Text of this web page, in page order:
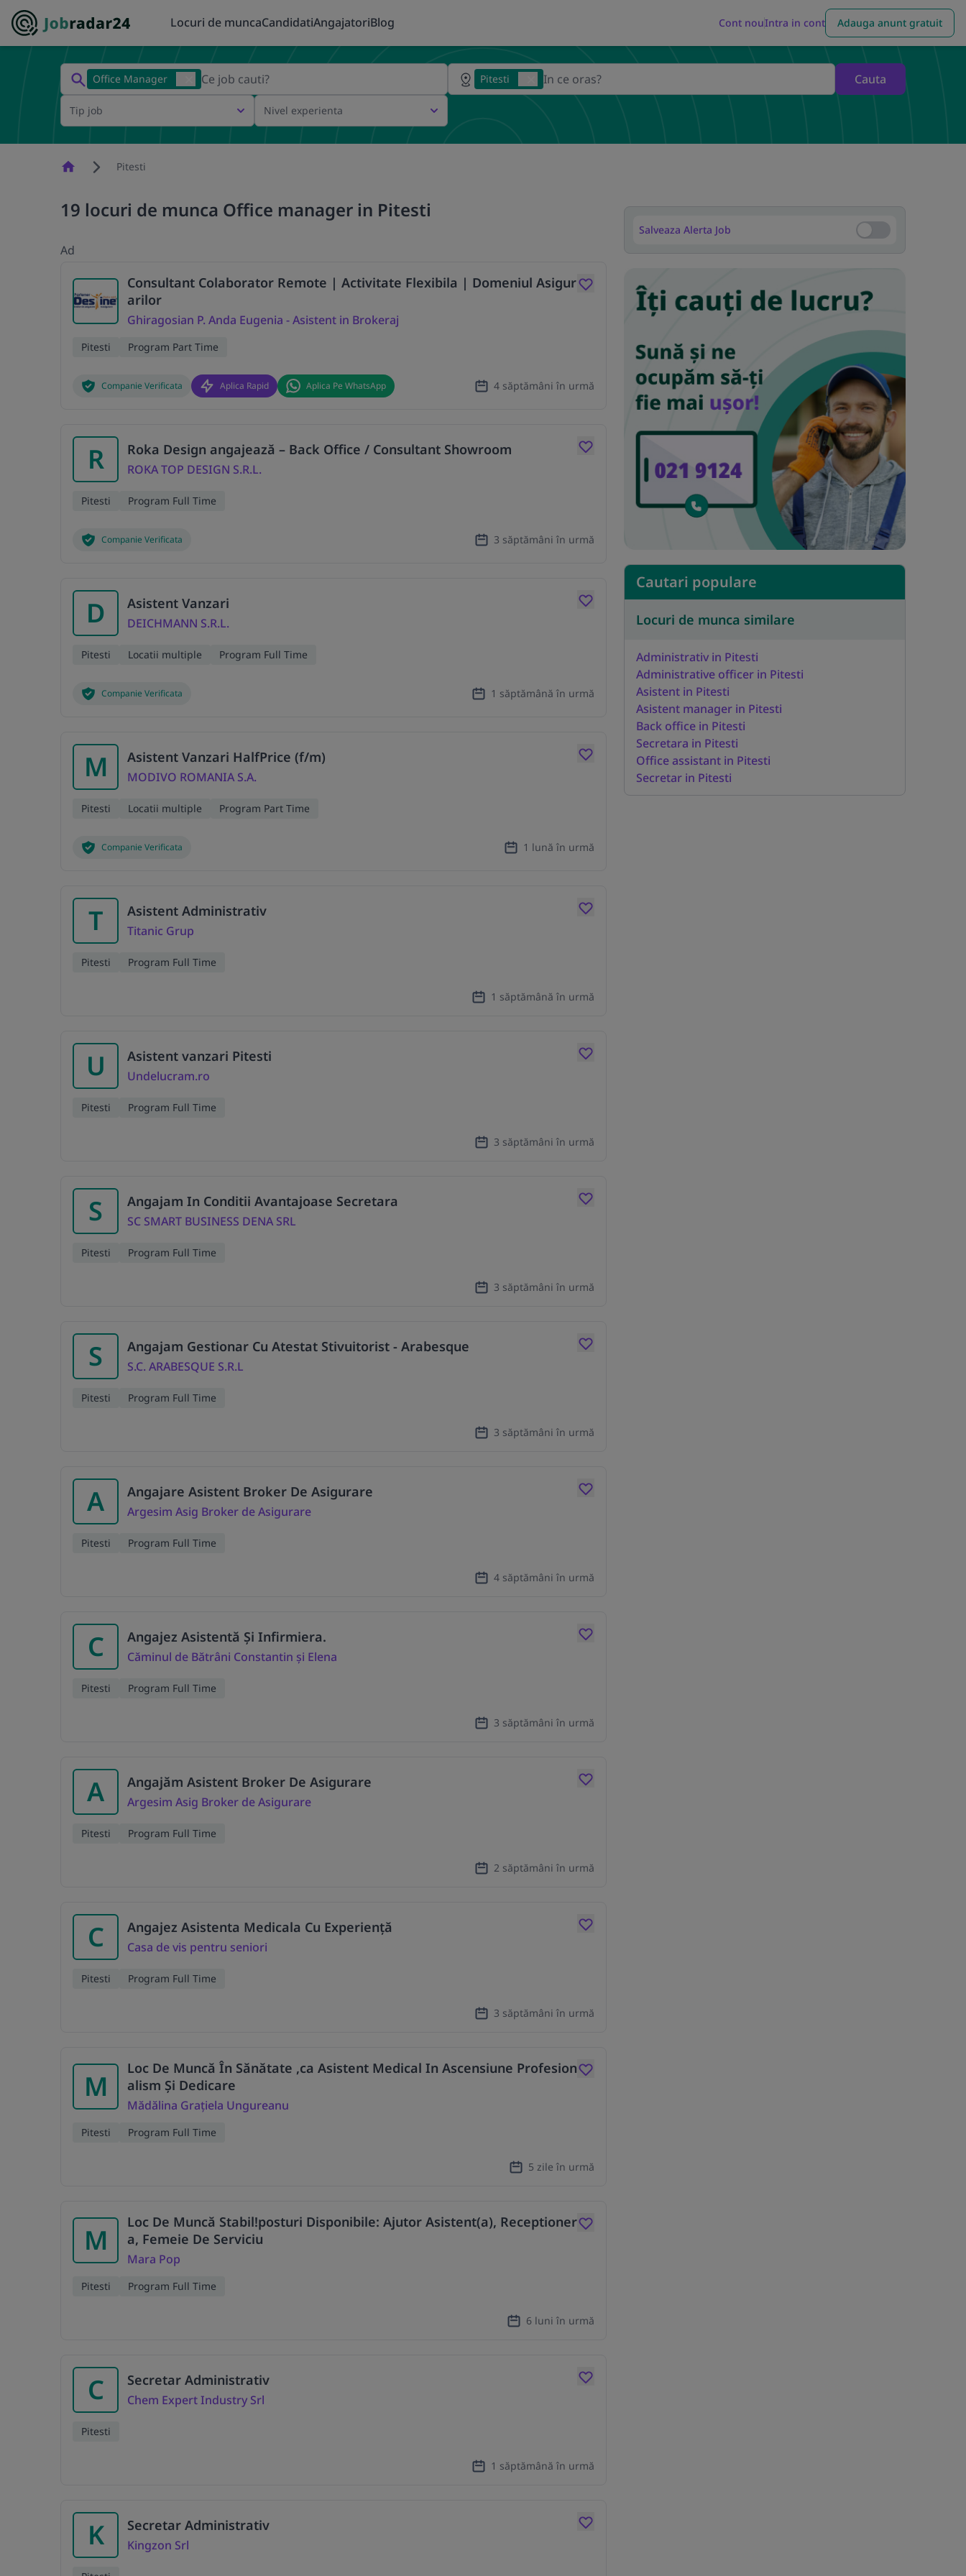
Locuri de muncaCandidatiAngajatoriBlog Cont nouIntra in cont Adauga anunt gratuit
Office Manager Pitesti Cauta
Tip job Nivel experienta
HomepagePitesti
19 locuri de munca Office manager in Pitesti
Ad
Consultant Colaborator Remote | Activitate Flexibila | Domeniul Asigur
arilor
Ghiragosian P. Anda Eugenia - Asistent in Brokeraj
Pitesti Program Part Time
Companie Verificata Aplica Rapid Aplica Pe WhatsApp 4 săptămâni în urmă
R Roka Design angajează – Back Office / Consultant Showroom
ROKA TOP DESIGN S.R.L.
Pitesti Program Full Time
Companie Verificata 3 săptămâni în urmă
D Asistent Vanzari
DEICHMANN S.R.L.
Pitesti Locatii multiple Program Full Time
Companie Verificata 1 săptămână în urmă
M Asistent Vanzari HalfPrice (f/m)
MODIVO ROMANIA S.A.
Pitesti Locatii multiple Program Part Time
Companie Verificata 1 lună în urmă
T Asistent Administrativ
Titanic Grup
Pitesti Program Full Time
1 săptămână în urmă
U Asistent vanzari Pitesti
Undelucram.ro
Pitesti Program Full Time
3 săptămâni în urmă
S Angajam In Conditii Avantajoase Secretara
SC SMART BUSINESS DENA SRL
Pitesti Program Full Time
3 săptămâni în urmă
S Angajam Gestionar Cu Atestat Stivuitorist - Arabesque
S.C. ARABESQUE S.R.L
Pitesti Program Full Time
3 săptămâni în urmă
A Angajare Asistent Broker De Asigurare
Argesim Asig Broker de Asigurare
Pitesti Program Full Time
4 săptămâni în urmă
C Angajez Asistentă Și Infirmiera.
Căminul de Bătrâni Constantin și Elena
Pitesti Program Full Time
3 săptămâni în urmă
A Angajăm Asistent Broker De Asigurare
Argesim Asig Broker de Asigurare
Pitesti Program Full Time
2 săptămâni în urmă
C Angajez Asistenta Medicala Cu Experiență
Casa de vis pentru seniori
Pitesti Program Full Time
3 săptămâni în urmă
M
Loc De Muncă În Sănătate ,ca Asistent Medical In Ascensiune Profesion
alism Și Dedicare
Mădălina Grațiela Ungureanu
Pitesti Program Full Time
5 zile în urmă
M
Loc De Muncă Stabil!posturi Disponibile: Ajutor Asistent(a), Receptioner
a, Femeie De Serviciu
Mara Pop
Pitesti Program Full Time
6 luni în urmă
C Secretar Administrativ
Chem Expert Industry Srl
Pitesti
1 săptămână în urmă
K Secretar Administrativ
Kingzon Srl
Salveaza Alerta Job Salveaza Alerta Job
Cautari populare
Locuri de munca similare
Administrativ in Pitesti
Administrative officer in Pitesti
Asistent in Pitesti
Asistent manager in Pitesti
Back office in Pitesti
Secretara in Pitesti
Office assistant in Pitesti
Secretar in Pitesti